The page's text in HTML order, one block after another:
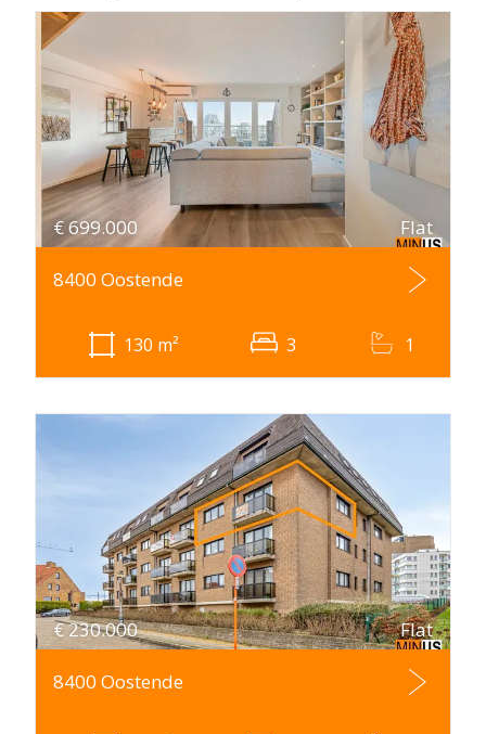
€699.000 Flat
8400 Oostende
130 m² 3 1
€230.000 Flat
8400 Oostende